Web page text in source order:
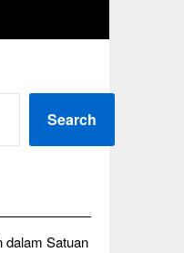
Search
dalam Satuan